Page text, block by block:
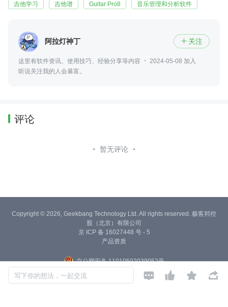
吉他学习 吉他谱 Guitar Pro8 音乐管理和分析软件
阿拉灯神丁  关注
这里有软件资讯、使用技巧、经验分享等内容
2024-05-08 加入
听说关注我的人会暴富。
评论
暂无评论
写下你的想法，一起交流    
Copyright © 2026, Geekbang Technology Ltd. All rights reserved. 极客邦控
股（北京）有限公司
京 ICP 备 16027448 号 - 5
产品资质
京公网安备 11010502039052号